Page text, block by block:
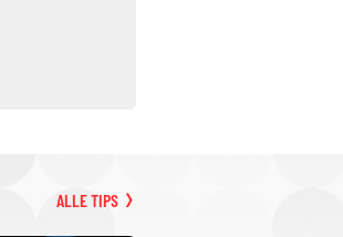
ALLE TIPS